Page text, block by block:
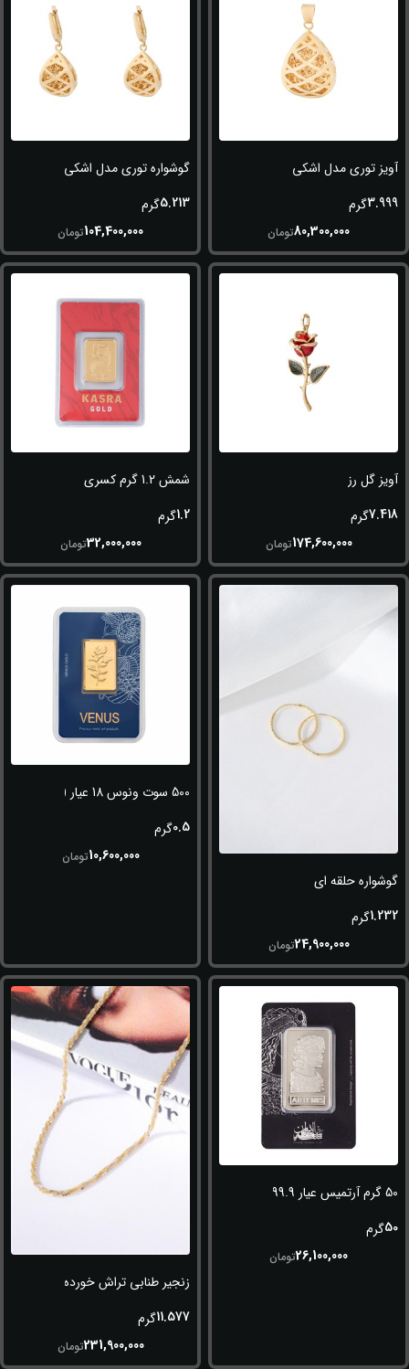
آویز توری مدل اشکی
3.999گرم
80,300,000تومان
گوشواره توری مدل اشکی
5.213گرم
104,400,000تومان
آویز گل رز
7.418گرم
174,600,000تومان
شمش 1.2 گرم کسری
1.2گرم
32,000,000تومان
گوشواره حلقه ای
1.232گرم
24,900,000تومان
500 سوت ونوس 18 عیار (750)
0.5گرم
10,600,000تومان
50 گرم آرتمیس عیار 999.9
50گرم
26,100,000تومان
زنجیر طنابی تراش خورده (طلاسفید-
11.577گرم
231,900,000تومان